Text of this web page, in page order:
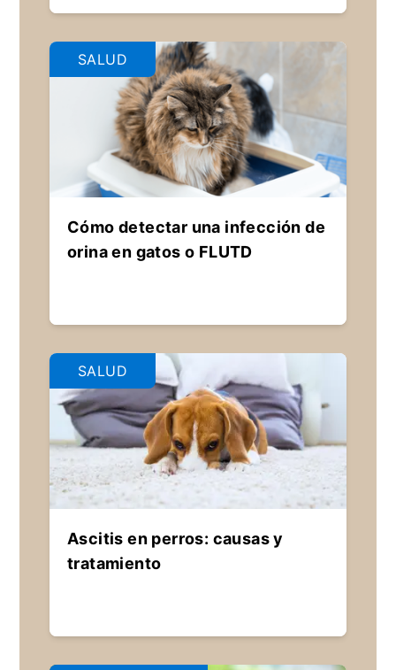
SALUD
Cómo detectar una infección de
orina en gatos o FLUTD
SALUD
Ascitis en perros: causas y
tratamiento